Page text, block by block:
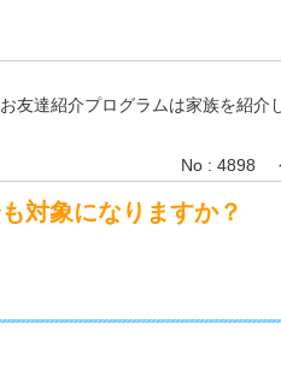
お友達紹介プログラムは家族を紹介
No : 4898
対象になりますか？